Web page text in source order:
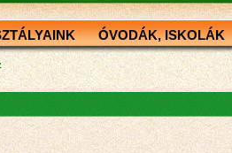
ÓVODÁK, ISKOLÁK